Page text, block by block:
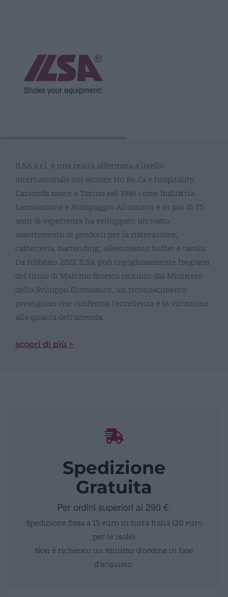
ILSA s.r.l. è una realtà affermata a livello
internazionale nel settore Ho.Re.Ca e hospitality.
L'azienda nasce a Torino nel 1946 come Industria
Laminazione e Stampaggio Alluminio e in più di 75
anni di esperienza ha sviluppato un vasto
assortimento di prodotti per la ristorazione,
caffetteria, bartending, allestimento buffet e tavola.
Da febbraio 2022 ILSA può orgogliosamente fregiarsi
del titolo di Marchio Storico istituito dal Ministero
dello Sviluppo Economico, un riconoscimento
prestigioso che conferma l’eccellenza e la vocazione
alla qualità dell’azienda.
scopri di più >
Spedizione
Gratuita
Per ordini superiori ai 290 €.
Spedizione fissa a 15 euro in tutta Italia (20 euro
per le isole)
Non è richiesto un minimo d’ordine in fase
d’acquisto.